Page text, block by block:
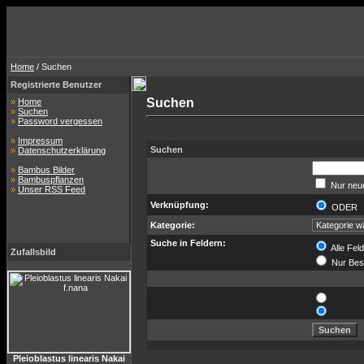
Home / Suchen
Registrierte Benutzer
» Home
» Suchen
» Password vergessen
» Impressum
» Datenschutzerklärung
» Bambus Bilder
» Bambuspflanzen
» Unser RSS Feed
Zufallsbild
Pleioblastus linearis Nakai
Suchen
Suchen
Nur
Verknüpfung:
ODER
Kategorie:
Suche in Feldern:
Alle
Nur